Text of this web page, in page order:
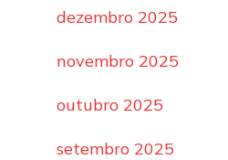
dezembro 2025
novembro 2025
outubro 2025
setembro 2025